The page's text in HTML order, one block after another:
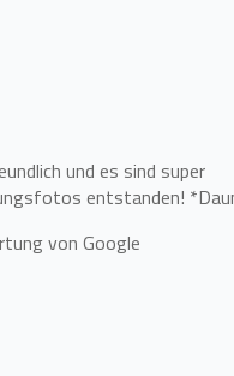
und es sind super
entstanden!
von Google